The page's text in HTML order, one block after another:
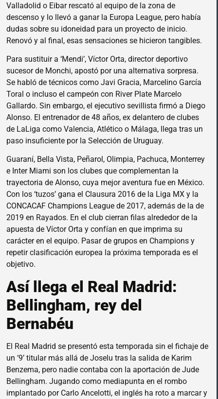
Valladolid o Eibar rescató al equipo de la zona de
descenso y lo llevó a ganar la Europa League, pero había
dudas sobre su idoneidad para un proyecto de inicio.
Renovó y al final, esas sensaciones se hicieron tangibles.
Para sustituir a ‘Mendi’, Víctor Orta, director deportivo
sucesor de Monchi, apostó por una alternativa sorpresa.
Se habló de técnicos como Javi Gracia, Marcelino García
Toral o incluso el campeón con River Plate Marcelo
Gallardo. Sin embargo, el ejecutivo sevillista firmó a Diego
Alonso. El entrenador de 48 años, ex delantero de clubes
de LaLiga como Valencia, Atlético o Málaga, llega tras un
paso insuficiente por la Selección de Uruguay.
Guaraní, Bella Vista, Peñarol, Olimpia, Pachuca, Monterrey
e Inter Miami son los clubes que complementan la
trayectoria de Alonso, cuya mejor aventura fue en México.
Con los ‘tuzos’ gana el Clausura 2016 de la Liga MX y la
CONCACAF Champions League de 2017, además de la de
2019 en Rayados. En el club cierran filas alrededor de la
apuesta de Víctor Orta y confían en que imprima su
carácter en el equipo. Pasar de grupos en Champions y
repetir clasificación europea la próxima temporada es el
objetivo.
Así llega el Real Madrid:
Bellingham, rey del
Bernabéu
El Real Madrid se presentó esta temporada sin el fichaje de
un ‘9’ titular más allá de Joselu tras la salida de Karim
Benzema, pero nadie contaba con la aportación de Jude
Bellingham. Jugando como mediapunta en el rombo
implantado por Carlo Ancelotti, el inglés ha roto a marcar y